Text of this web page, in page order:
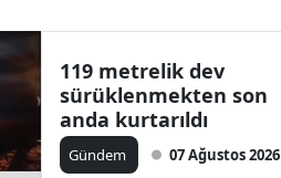
119 metrelik dev
sürüklenmekten son
anda kurtarıldı
Gündem 07 Ağustos 2026